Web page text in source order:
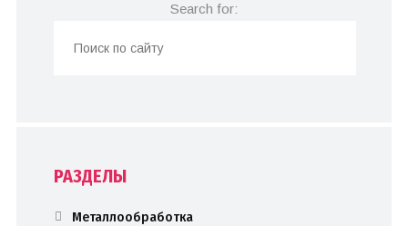
Search for:
РАЗДЕЛЫ
Металлообработка